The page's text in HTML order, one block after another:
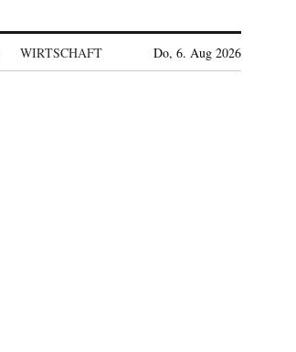
WIRTSCHAFT Do, 6. Aug 2026